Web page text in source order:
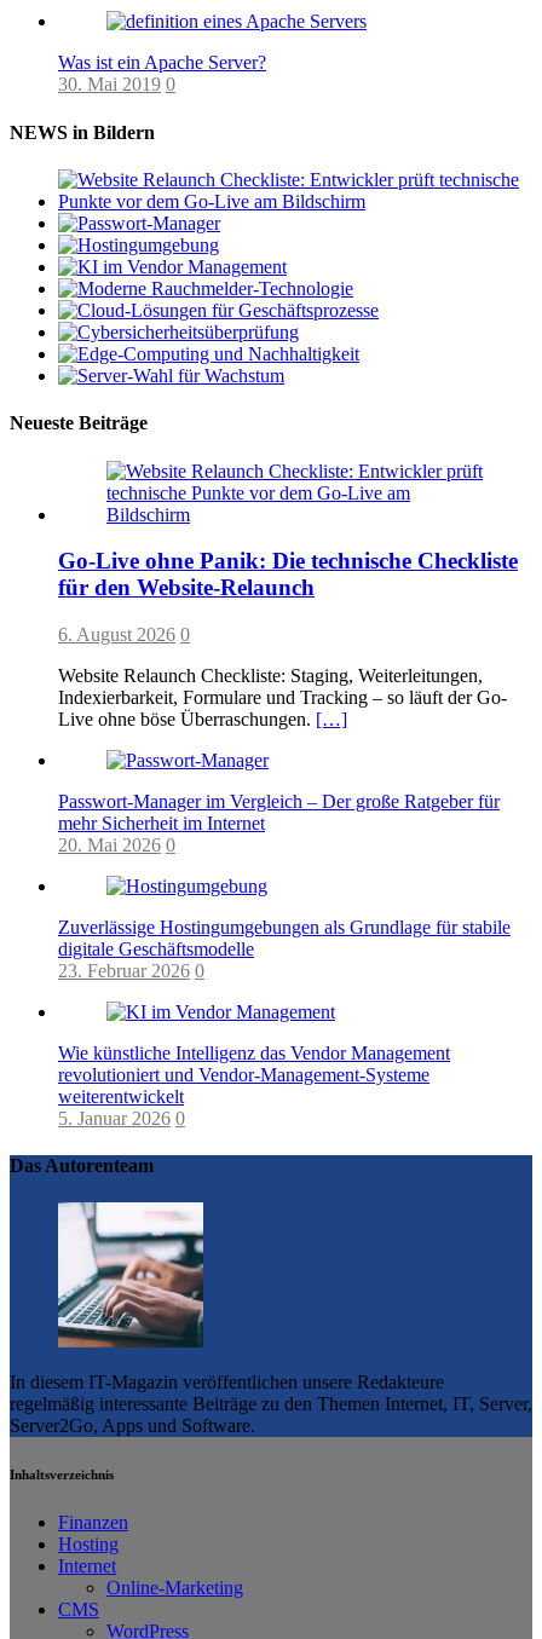
Was ist ein Apache Server?
30. Mai 2019 0
NEWS in Bildern
Neueste Beiträge
Go-Live ohne Panik: Die technische Checkliste
für den Website-Relaunch
6. August 2026 0
Website Relaunch Checkliste: Staging, Weiterleitungen,
Indexierbarkeit, Formulare und Tracking – so läuft der Go-
Live ohne böse Überraschungen. […]
Passwort-Manager im Vergleich – Der große Ratgeber für
mehr Sicherheit im Internet
20. Mai 2026 0
Zuverlässige Hostingumgebungen als Grundlage für stabile
digitale Geschäftsmodelle
23. Februar 2026 0
Wie künstliche Intelligenz das Vendor Management
revolutioniert und Vendor-Management-Systeme
weiterentwickelt
5. Januar 2026 0
Das Autorenteam
In diesem IT-Magazin veröffentlichen unsere Redakteure
regelmäßig interessante Beiträge zu den Themen Internet, IT, Server,
Server2Go, Apps und Software.
Inhaltsverzeichnis
Finanzen
Hosting
Internet
Online-Marketing
CMS
WordPress